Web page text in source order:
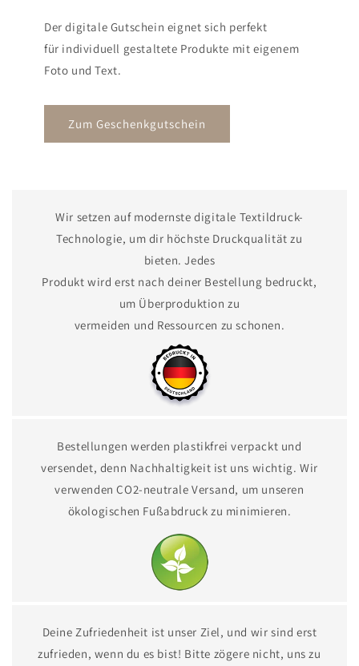
Der digitale Gutschein eignet sich perfekt
für individuell gestaltete Produkte mit eigenem
Foto und Text.
Zum Geschenkgutschein
Wir setzen auf modernste digitale Textildruck-
Technologie, um dir höchste Druckqualität zu
bieten. Jedes
Produkt wird erst nach deiner Bestellung bedruckt,
um Überproduktion zu
vermeiden und Ressourcen zu schonen.
Bestellungen werden plastikfrei verpackt und
versendet, denn Nachhaltigkeit ist uns wichtig. Wir
verwenden CO2-neutrale Versand, um unseren
ökologischen Fußabdruck zu minimieren.
Deine Zufriedenheit ist unser Ziel, und wir sind erst
zufrieden, wenn du es bist! Bitte zögere nicht, uns zu